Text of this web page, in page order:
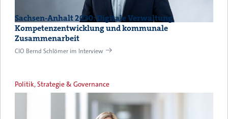
Sachsen-Anhalt 2030: Digitale Verwaltung,
Kompetenzentwicklung und kommunale
Zusammenarbeit
CIO Bernd Schlömer im Interview
Politik, Strategie & Governance